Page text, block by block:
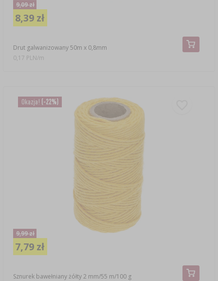
Drut galwanizowany 50m x 0,8mm
9,09 zł
8,39 zł
0,17 PLN/m
Okazja! (-22%)
Sznurek bawełniany żółty 2 mm/55 m/100 g
9,99 zł
7,79 zł